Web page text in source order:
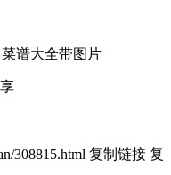
308815.html 复制链接 复